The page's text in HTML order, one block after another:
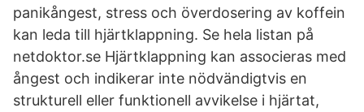
panikångest, stress och överdosering av koffein
kan leda till hjärtklappning. Se hela listan på
netdoktor.se Hjärtklappning kan associeras med
ångest och indikerar inte nödvändigtvis en
strukturell eller funktionell avvikelse i hjärtat,